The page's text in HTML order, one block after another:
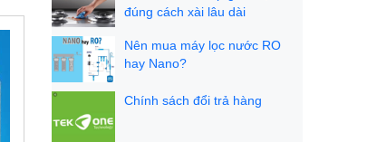
đúng cách xài lâu dài
Nên mua máy lọc nước RO
hay Nano?
Chính sách đổi trả hàng